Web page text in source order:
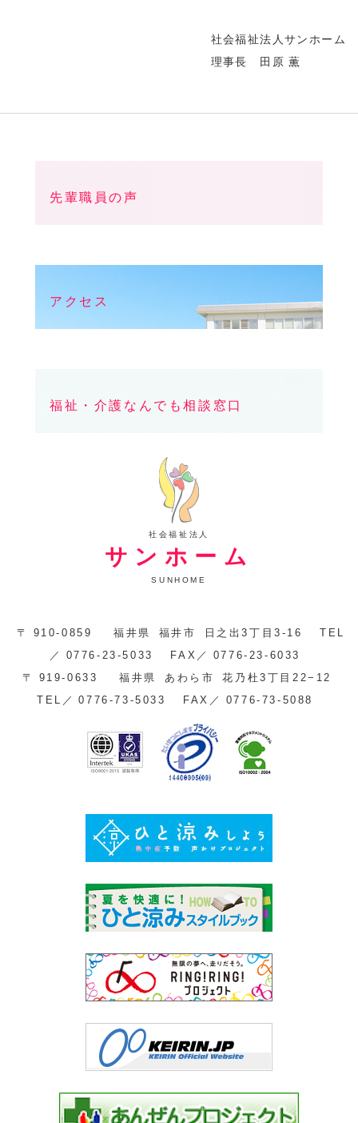
社会福祉法人サンホーム
理事長 田原 薫
先輩職員の声
アクセス
福祉・介護なんでも相談窓口
社会福祉法人
サンホーム
SUNHOME
〒 910-0859 福井県 福井市 日之出3丁目3-16
TEL
／
0776-23-5033 FAX／
0776-23-6033
〒
919-0633 福井県 あわら市
花乃杜3丁目22−12
TEL／
0776-73-5033 FAX／ 0776-73-5088